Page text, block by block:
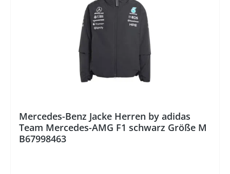
Mercedes-Benz Jacke Herren by adidas
Team Mercedes-AMG F1 schwarz Größe M
B67998463